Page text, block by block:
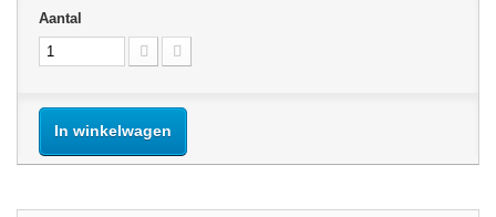
Aantal
In winkelwagen